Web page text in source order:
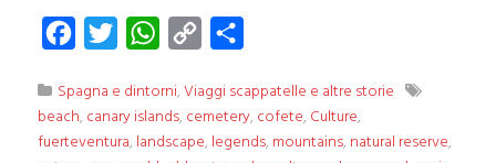
Facebook
Twitter WhatsApp
Copy
Spagna e dintorni,Viaggi scappatelle e altre storie
beach, canary islands, cemetery, cofete, Culture,
fuerteventura, landscape, legends, mountains, natural reserve,